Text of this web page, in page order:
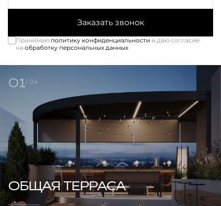
Заказать звонок
Принимаю политику конфиденциальности и даю согласие
на обработку персональных данных
ОБЩАЯ ТЕРРАСА
01/ 04